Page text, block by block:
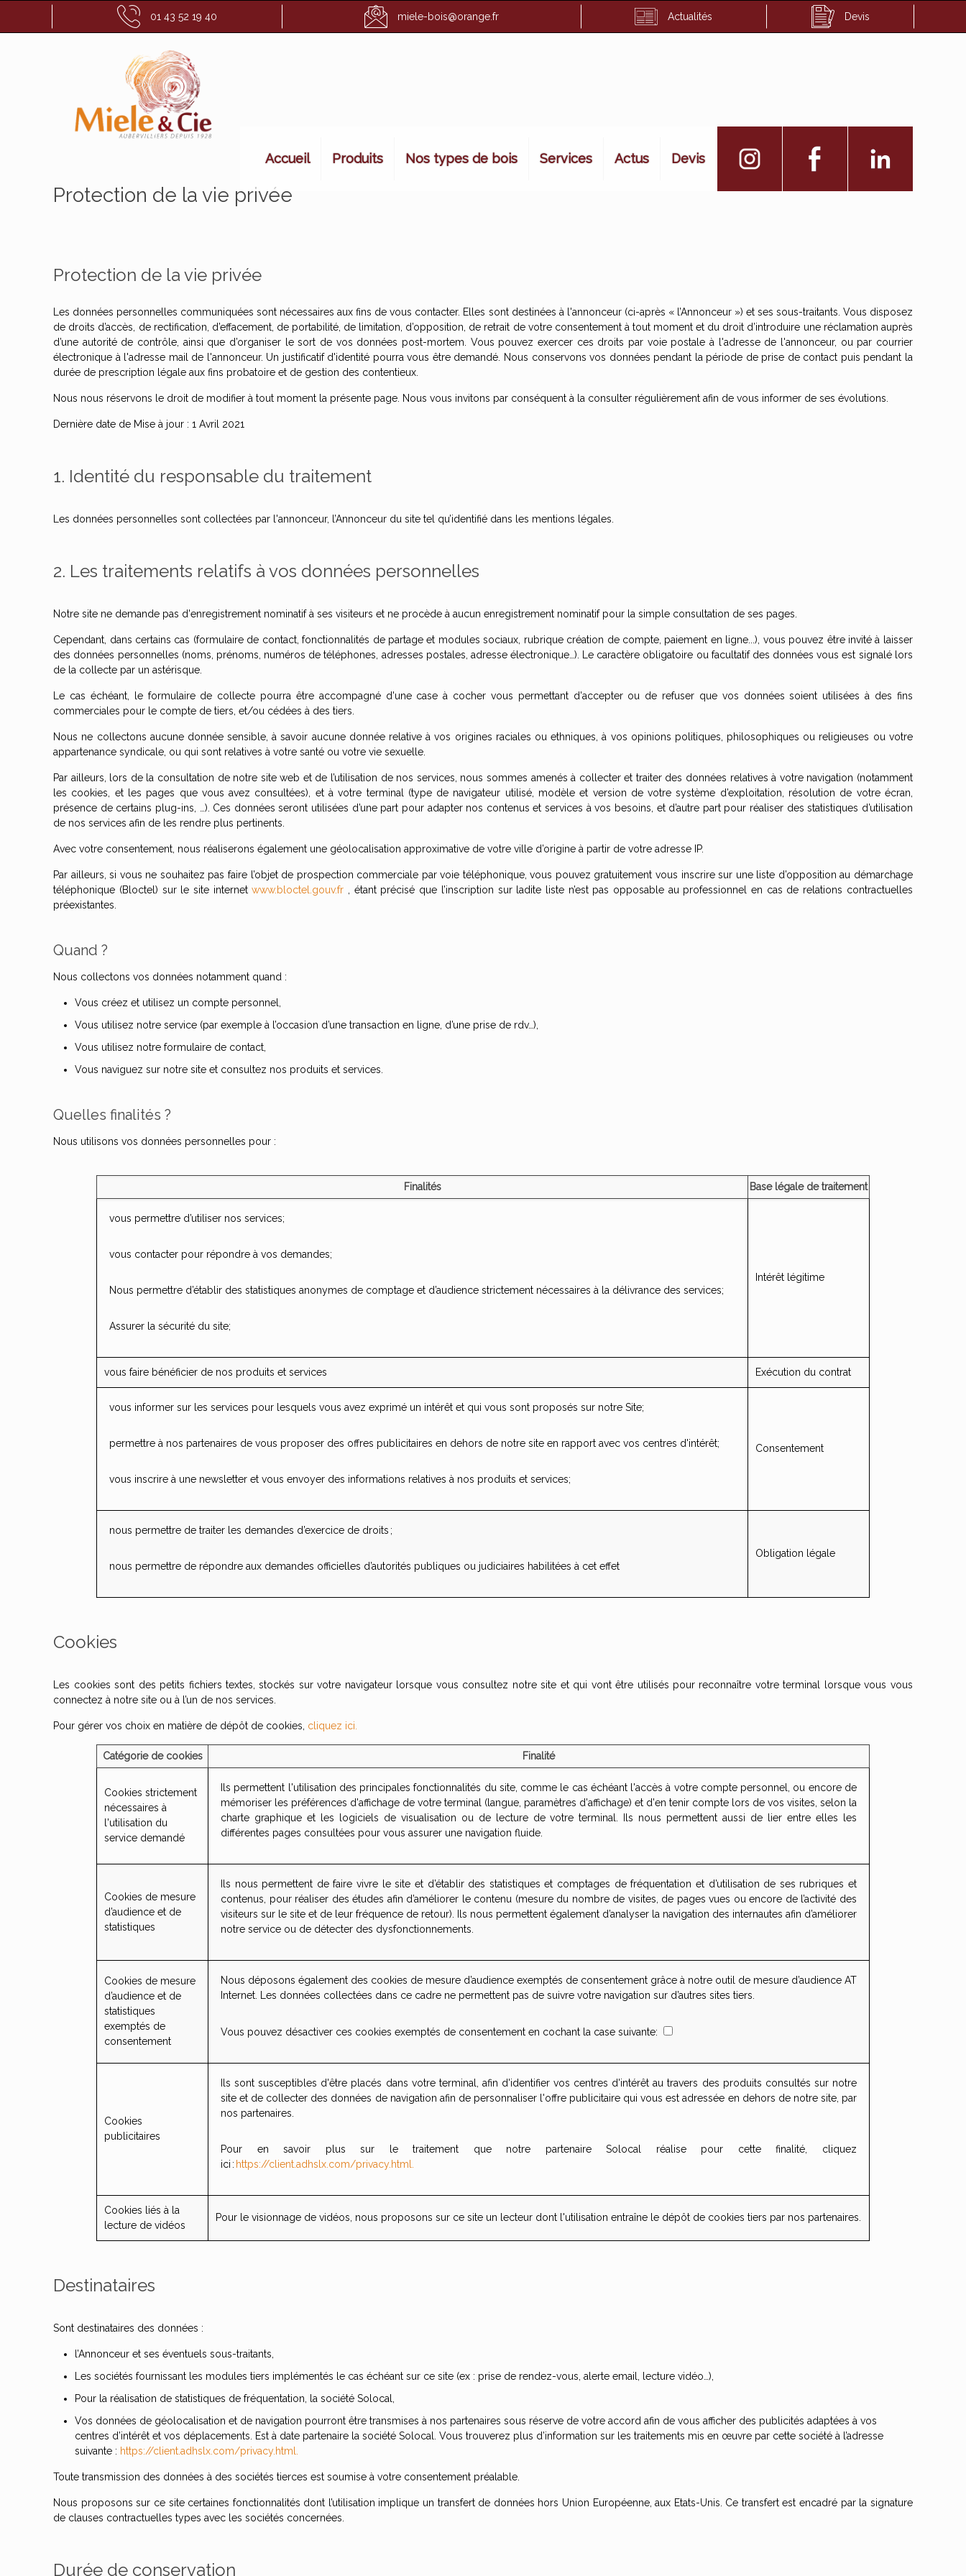
Accueil Produits Nos types de bois Services Actus Devis
Protection de la vie privée
Protection de la vie privée
Les données personnelles communiquées sont nécessaires aux fins de vous contacter. Elles sont destinées à l'annonceur (ci-après « l’Annonceur ») et ses sous-traitants. Vous disposez
de droits d’accès, de rectification, d’effacement, de portabilité, de limitation, d’opposition, de retrait de votre consentement à tout moment et du droit d’introduire une réclamation auprès
d’une autorité de contrôle, ainsi que d’organiser le sort de vos données post-mortem. Vous pouvez exercer ces droits par voie postale à l'adresse de l'annonceur, ou par courrier
électronique à l'adresse mail de l'annonceur. Un justificatif d'identité pourra vous être demandé. Nous conservons vos données pendant la période de prise de contact puis pendant la
durée de prescription légale aux fins probatoire et de gestion des contentieux.
Nous nous réservons le droit de modifier à tout moment la présente page. Nous vous invitons par conséquent à la consulter régulièrement afin de vous informer de ses évolutions.
Dernière date de Mise à jour : 1 Avril 2021
1. Identité du responsable du traitement
Les données personnelles sont collectées par l'annonceur, l’Annonceur du site tel qu’identifié dans les mentions légales.
2. Les traitements relatifs à vos données personnelles
Notre site ne demande pas d'enregistrement nominatif à ses visiteurs et ne procède à aucun enregistrement nominatif pour la simple consultation de ses pages.
Cependant, dans certains cas (formulaire de contact, fonctionnalités de partage et modules sociaux, rubrique création de compte, paiement en ligne...), vous pouvez être invité à laisser
des données personnelles (noms, prénoms, numéros de téléphones, adresses postales, adresse électronique…). Le caractère obligatoire ou facultatif des données vous est signalé lors
de la collecte par un astérisque.
Le cas échéant, le formulaire de collecte pourra être accompagné d'une case à cocher vous permettant d'accepter ou de refuser que vos données soient utilisées à des fins
commerciales pour le compte de tiers, et/ou cédées à des tiers.
Nous ne collectons aucune donnée sensible, à savoir aucune donnée relative à vos origines raciales ou ethniques, à vos opinions politiques, philosophiques ou religieuses ou votre
appartenance syndicale, ou qui sont relatives à votre santé ou votre vie sexuelle.
Par ailleurs, lors de la consultation de notre site web et de l’utilisation de nos services, nous sommes amenés à collecter et traiter des données relatives à votre navigation (notamment
les cookies, et les pages que vous avez consultées), et à votre terminal (type de navigateur utilisé, modèle et version de votre système d’exploitation, résolution de votre écran,
présence de certains plug-ins, …). Ces données seront utilisées d’une part pour adapter nos contenus et services à vos besoins, et d’autre part pour réaliser des statistiques d’utilisation
de nos services afin de les rendre plus pertinents.
Avec votre consentement, nous réaliserons également une géolocalisation approximative de votre ville d’origine à partir de votre adresse IP.
Par ailleurs, si vous ne souhaitez pas faire l’objet de prospection commerciale par voie téléphonique, vous pouvez gratuitement vous inscrire sur une liste d’opposition au démarchage
téléphonique (Bloctel) sur le site internetwww.bloctel.gouv.fr , étant précisé que l’inscription sur ladite liste n’est pas opposable au professionnel en cas de relations contractuelles
préexistantes.
Quand ?
Nous collectons vos données notamment quand :
Vous créez et utilisez un compte personnel,
Vous utilisez notre service (par exemple à l’occasion d’une transaction en ligne, d’une prise de rdv…),
Vous utilisez notre formulaire de contact,
Vous naviguez sur notre site et consultez nos produits et services.
Quelles finalités ?
Nous utilisons vos données personnelles pour :
Finalités Base légale de traitement
vous permettre d’utiliser nos services;
vous contacter pour répondre à vos demandes;
Nous permettre d’établir des statistiques anonymes de comptage et d’audience strictement nécessaires à la délivrance des services;
Assurer la sécurité du site;
Intérêt légitime
vous faire bénéficier de nos produits et services Exécution du contrat
vous informer sur les services pour lesquels vous avez exprimé un intérêt et qui vous sont proposés sur notre Site;
permettre à nos partenaires de vous proposer des offres publicitaires en dehors de notre site en rapport avec vos centres d'intérêt;
vous inscrire à une newsletter et vous envoyer des informations relatives à nos produits et services;
Consentement
nous permettre de traiter les demandes d’exercice de droits ;
nous permettre de répondre aux demandes officielles d’autorités publiques ou judiciaires habilitées à cet effet
Obligation légale
Cookies
Les cookies sont des petits fichiers textes, stockés sur votre navigateur lorsque vous consultez notre site et qui vont être utilisés pour reconnaître votre terminal lorsque vous vous
connectez à notre site ou à l’un de nos services.
Pour gérer vos choix en matière de dépôt de cookies, cliquez ici.
Catégorie de cookies Finalité
Cookies strictement
nécessaires à
l'utilisation du
service demandé
Ils permettent l'utilisation des principales fonctionnalités du site, comme le cas échéant l'accès à votre compte personnel, ou encore de
mémoriser les préférences d'affichage de votre terminal (langue, paramètres d'affichage) et d'en tenir compte lors de vos visites, selon la
charte graphique et les logiciels de visualisation ou de lecture de votre terminal. Ils nous permettent aussi de lier entre elles les
différentes pages consultées pour vous assurer une navigation fluide.
Cookies de mesure
d’audience et de
statistiques
Ils nous permettent de faire vivre le site et d’établir des statistiques et comptages de fréquentation et d’utilisation de ses rubriques et
contenus, pour réaliser des études afin d’améliorer le contenu (mesure du nombre de visites, de pages vues ou encore de l’activité des
visiteurs sur le site et de leur fréquence de retour). Ils nous permettent également d’analyser la navigation des internautes afin d’améliorer
notre service ou de détecter des dysfonctionnements.
Cookies de mesure
d’audience et de
statistiques
exemptés de
consentement
Nous déposons également des cookies de mesure d’audience exemptés de consentement grâce à notre outil de mesure d’audience AT
Internet. Les données collectées dans ce cadre ne permettent pas de suivre votre navigation sur d’autres sites tiers.
Vous pouvez désactiver ces cookies exemptés de consentement en cochant la case suivante:
Cookies
publicitaires
Ils sont susceptibles d'être placés dans votre terminal, afin d'identifier vos centres d'intérêt au travers des produits consultés sur notre
site et de collecter des données de navigation afin de personnaliser l'offre publicitaire qui vous est adressée en dehors de notre site, par
nos partenaires.
Pour en savoir plus sur le traitement que notre partenaire Solocal réalise pour cette finalité, cliquez
ici : https://client.adhslx.com/privacy.html.
Cookies liés à la
lecture de vidéos
Pour le visionnage de vidéos, nous proposons sur ce site un lecteur dont l'utilisation entraîne le dépôt de cookies tiers par nos partenaires.
Destinataires
Sont destinataires des données :
l’Annonceur et ses éventuels sous-traitants,
Les sociétés fournissant les modules tiers implémentés le cas échéant sur ce site (ex : prise de rendez-vous, alerte email, lecture vidéo…),
Pour la réalisation de statistiques de fréquentation, la société Solocal,
Vos données de géolocalisation et de navigation pourront être transmises à nos partenaires sous réserve de votre accord afin de vous afficher des publicités adaptées à vos
centres d’intérêt et vos déplacements. Est à date partenaire la société Solocal. Vous trouverez plus d’information sur les traitements mis en œuvre par cette société à l’adresse
suivante : https://client.adhslx.com/privacy.html.
Toute transmission des données à des sociétés tierces est soumise à votre consentement préalable.
Nous proposons sur ce site certaines fonctionnalités dont l’utilisation implique un transfert de données hors Union Européenne, aux Etats-Unis. Ce transfert est encadré par la signature
de clauses contractuelles types avec les sociétés concernées.
Durée de conservation
01 43 52 19 40 miele-bois@orange.fr Actualités Devis